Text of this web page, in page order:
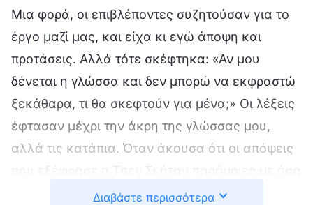
Μια φορά, οι επιβλέποντες συζητούσαν για το
έργο μαζί μας, και είχα κι εγώ άποψη και
προτάσεις. Αλλά τότε σκέφτηκα: «Αν μου
δένεται η γλώσσα και δεν μπορώ να εκφραστώ
ξεκάθαρα, τι θα σκεφτούν για μένα;» Οι λέξεις
έφτασαν μέχρι την άκρη της γλώσσας μου,
αλλά τις κατάπια. Όταν άκουσα ότι οι απόψεις
που εξέφρασε η Τσεν Σι ήταν παρόμοιες με όσα
είχα σκεφτεί, στενοχωρήθηκα πολύ μέσα μου:
Διαβάστε περισσότερα